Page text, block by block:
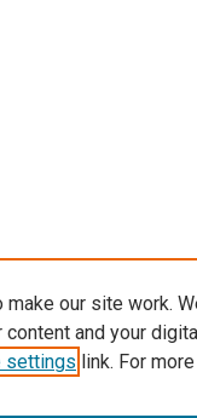
our site work.
and your
settings link. For